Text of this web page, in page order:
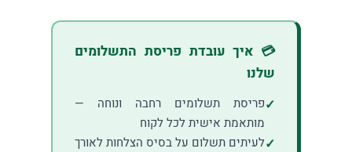
💳 איך עובדת פריסת התשלומים
שלנו
פריסת תשלומים רחבה ונוחה —
מותאמת אישית לכל לקוח
לעיתים תשלום על בסיס הצלחות לאורך